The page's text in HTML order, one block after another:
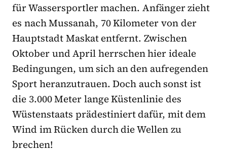
für Wassersportler machen. Anfänger zieht
es nach Mussanah, 70 Kilometer von der
Hauptstadt Maskat entfernt. Zwischen
Oktober und April herrschen hier ideale
Bedingungen, um sich an den aufregenden
Sport heranzutrauen. Doch auch sonst ist
die 3.000 Meter lange Küstenlinie des
Wüstenstaats prädestiniert dafür, mit dem
Wind im Rücken durch die Wellen zu
brechen!